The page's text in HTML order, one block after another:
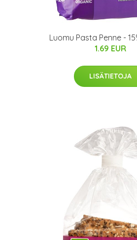
Luomu Pasta Penne -
1.69 EUR
LISÄTIETOJA